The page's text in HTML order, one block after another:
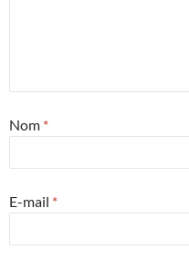
Nom *
E-mail *